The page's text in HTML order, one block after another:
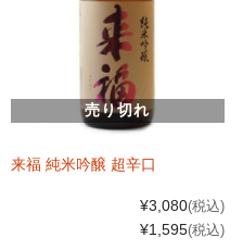
売り切れ
来福 純米吟醸 超辛口
¥3,080(税込)
¥1,595(税込)